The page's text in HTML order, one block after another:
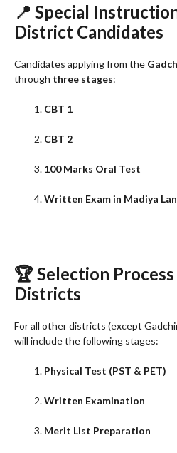
📍 Special
District Candidates
Candidates applying from the
through three stages:
CBT 1
CBT 2
100 Marks Oral Test
Written Exam in Madiya
🏆 Selection
Districts
For all other districts (except
will include the following stages:
Physical Test (PST & PET)
Written Examination
Merit List Preparation